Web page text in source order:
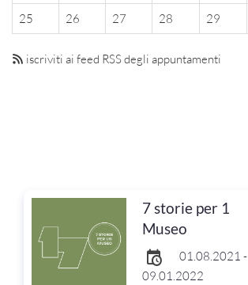
25
26 27 28 29
iscriviti ai feed RSS degli appuntamenti
7 storie per 1
Museo
01.08.2021 -
09.01.2022